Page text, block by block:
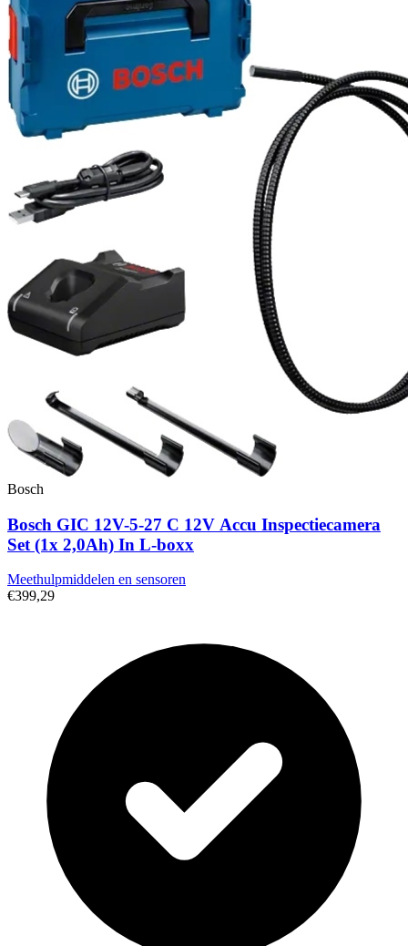
Bosch
Bosch GIC 12V-5-27 C 12V Accu Inspectiecamera
Set (1x 2,0Ah) In L-boxx
Meethulpmiddelen en sensoren
€399,29